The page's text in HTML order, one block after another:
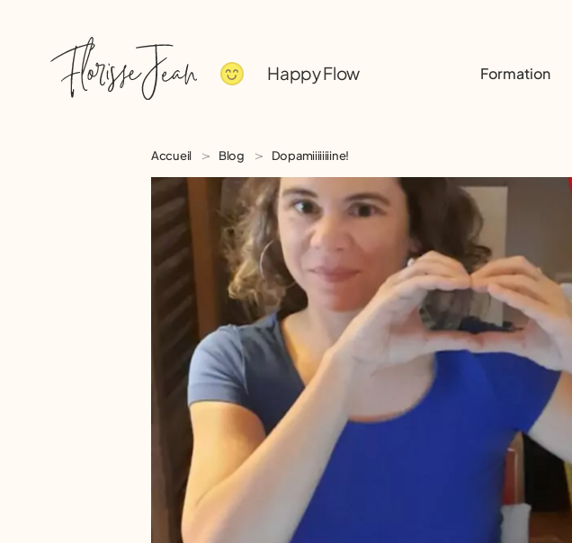
Happy Flow Formation
Accueil Blog Dopamiiiiiiiine!